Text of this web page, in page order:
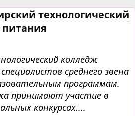
технологический
колледж
среднего звена
программам.
принимают участие в
конкурсах....